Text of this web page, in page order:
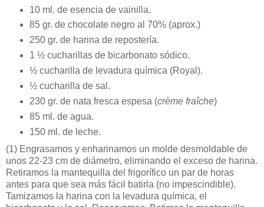
10 ml. de esencia de vainilla.
85 gr. de chocolate negro al 70% (aprox.)
250 gr. de harina de repostería.
1 ½ cucharillas de bicarbonato sódico.
½ cucharilla de levadura química (Royal).
½ cucharilla de sal.
230 gr. de nata fresca espesa (crème fraîche)
85 ml. de agua.
150 ml. de leche.
(1) Engrasamos y enharinamos un molde desmoldable de
unos 22-23 cm de diámetro, eliminando el exceso de harina.
Retiramos la mantequilla del frigorífico un par de horas
antes para que sea más fácil batirla (no impescindible).
Tamizamos la harina con la levadura química, el